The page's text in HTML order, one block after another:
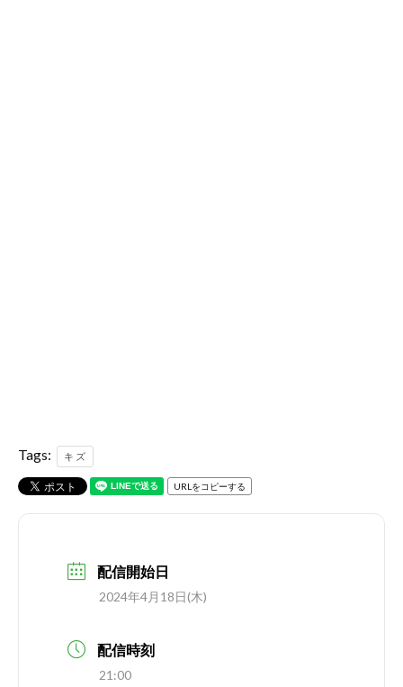
Tags: キズ
URLをコピーする
配信開始日
2024年4月18日(木)
配信時刻
21:00